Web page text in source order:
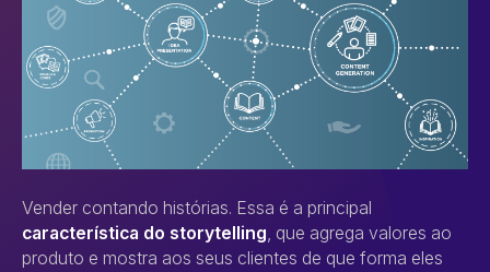
Vender contando histórias. Essa é a principal
característica do storytelling, que agrega valores ao
produto e mostra aos seus clientes de que forma eles